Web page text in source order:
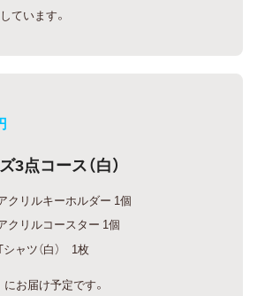
ています。
3点コース（白）
クリルキーホルダー 1個
クリルコースター 1個
ャツ（白） 1枚
お届け予定です。